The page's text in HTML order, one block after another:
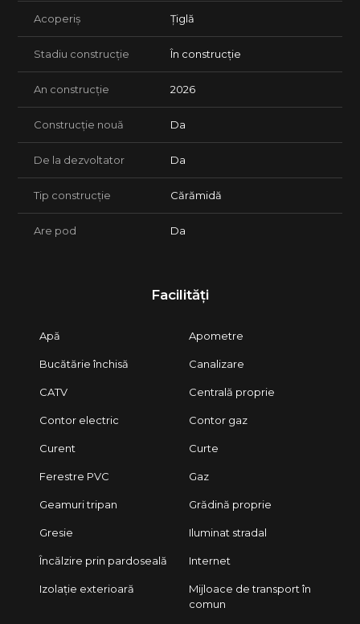
Acoperiș Țiglă
Stadiu construcție În construcție
An construcție 2026
Construcție nouă Da
De la dezvoltator Da
Tip construcție Cărămidă
Are pod Da
Facilități
Apă Apometre
Bucătărie închisă Canalizare
CATV Centrală proprie
Contor electric Contor gaz
Curent Curte
Ferestre PVC Gaz
Geamuri tripan Grădină proprie
Gresie Iluminat stradal
Încălzire prin pardoseală Internet
Izolație exterioară
Mijloace de transport în
comun